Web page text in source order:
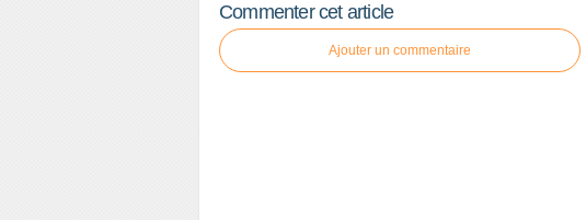
Commenter cet article
Ajouter un commentaire